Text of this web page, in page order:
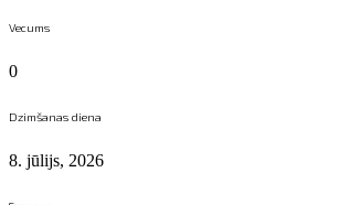
Vecums
0
Dzimšanas diena
8. jūlijs, 2026